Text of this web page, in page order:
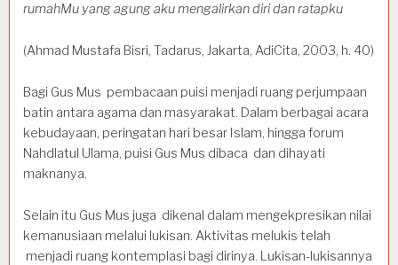
rumahMu yang agung aku mengalirkan diri dan ratapku
(Ahmad Mustafa Bisri, Tadarus, Jakarta, AdiCita, 2003, h. 40)
Bagi Gus Mus pembacaan puisi menjadi ruang perjumpaan
batin antara agama dan masyarakat. Dalam berbagai acara
kebudayaan, peringatan hari besar Islam, hingga forum
Nahdlatul Ulama, puisi Gus Mus dibaca dan dihayati
maknanya.
Selain itu Gus Mus juga dikenal dalam mengekpresikan nilai
kemanusiaan melalui lukisan. Aktivitas melukis telah
menjadi ruang kontemplasi bagi dirinya. Lukisan-lukisannya